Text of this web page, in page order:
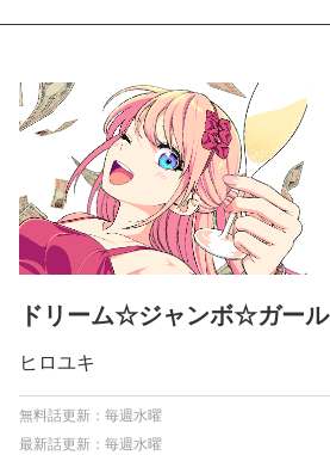
ドリーム☆ジャンボ☆ガール
ヒロユキ
無料話更新：毎週水曜
最新話更新：毎週水曜